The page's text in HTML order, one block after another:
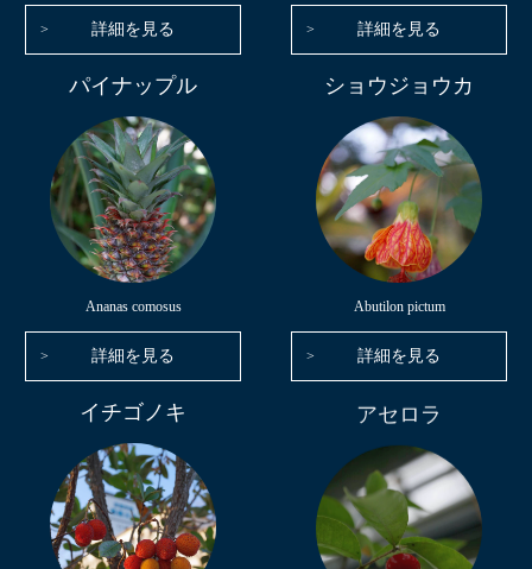
詳細を見る 詳細を見る
パイナップル
Ananas comosus
詳細を見る
ショウジョウカ
Abutilon pictum
詳細を見る
イチゴノキ アセロラ